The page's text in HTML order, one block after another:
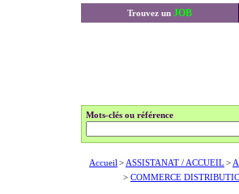
Trouvez un JOB
Mots-clés ou référence
Accueil > ASSISTANAT / ACCUEIL >
> COMMERCE